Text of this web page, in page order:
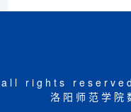
all rights reserved
洛阳师范学院